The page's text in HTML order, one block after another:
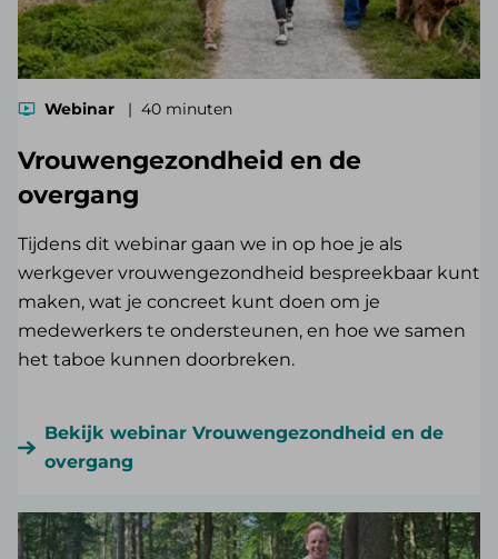
Webinar 40 minuten
Vrouwengezondheid en de
overgang
Tijdens dit webinar gaan we in op hoe je als
werkgever vrouwengezondheid bespreekbaar kunt
maken, wat je concreet kunt doen om je
medewerkers te ondersteunen, en hoe we samen
het taboe kunnen doorbreken.
Bekijk webinar Vrouwengezondheid en de
overgang